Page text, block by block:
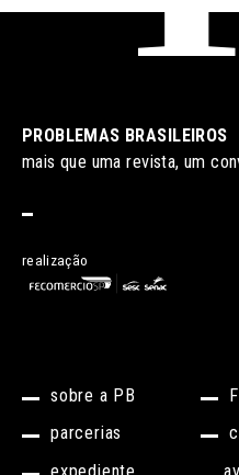
sobre a PB
parcerias
PROBLEMAS BRASILEIROS
mais que uma revista, um
realização